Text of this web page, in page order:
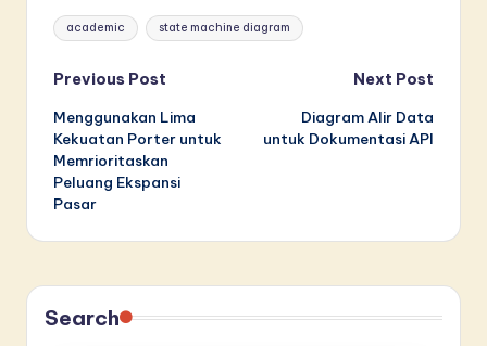
Tags:
academic state machine diagram
Post
navigation
Previous Post
Menggunakan Lima
Kekuatan Porter untuk
Memrioritaskan
Peluang Ekspansi
Pasar
Next Post
Diagram Alir Data
untuk Dokumentasi API
Search